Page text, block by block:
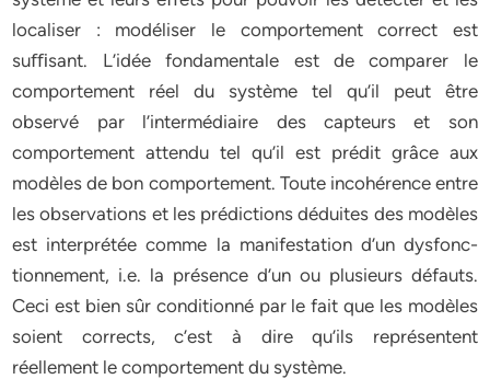
localiser : modéliser le comportement correct est
suﬃsant. L’idée fondamentale est de comparer le
comportement réel du système tel qu’il peut être
observé par l’intermédiaire des capteurs et son
comportement attendu tel qu’il est prédit grâce aux
modèles de bon comportement. Toute incohérence entre
les observations et les prédictions déduites des modèles
est interprétée comme la manifestation d’un dysfonc-
tionnement, i.e. la présence d’un ou plusieurs défauts.
Ceci est bien sûr conditionné par le fait que les modèles
soient corrects, c’est à dire qu’ils représentent
réellement le comportement du système.